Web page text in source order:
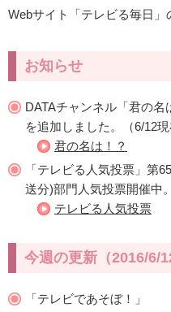
Webサイト「テレビる毎日」
お知らせ
DATAチャンネル「君の名
を追加しました。（6/12現
君の名は！？
「テレビる人気投票」第
送分)部門人気投票開催中
テレビる人気投票
今週の更新（2016/6/
「テレビであそぼ！」